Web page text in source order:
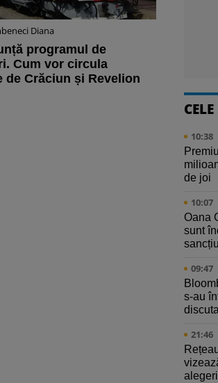
Diana
programul de
Cum vor circula
de Crăciun și Revelion
10:38
de joi
10:07
Oana
sunt
09:47
s-au
21:46